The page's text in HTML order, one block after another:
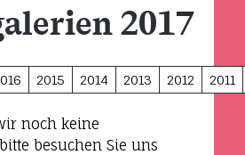
2017
2015 2014 2013 2012 2011
noch keine
besuchen Sie uns